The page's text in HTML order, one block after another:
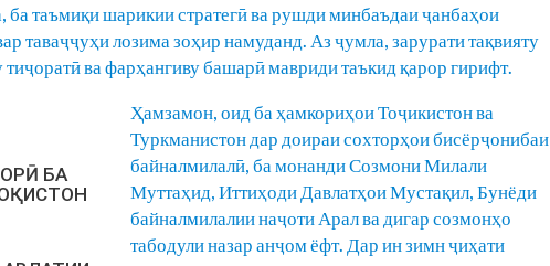
таъмиқи шарикии стратегӣ ва рушди минбаъдаи ҷанбаҳои
таваҷҷуҳи лозима зоҳир намуданд. Аз ҷумла, зарурати тақвияту
ва фарҳангиву башарӣ мавриди таъкид қарор гирифт.
БА
Ҳамзамон, оид ба ҳамкориҳои Тоҷикистон ва
Туркманистон дар доираи сохторҳои бисёрҷонибаи
байналмилалӣ, ба монанди Созмони Милали
Муттаҳид, Иттиҳоди Давлатҳои Мустақил, Бунёди
байналмилалии наҷоти Арал ва дигар созмонҳо
табодули назар анҷом ёфт. Дар ин зимн ҷиҳати